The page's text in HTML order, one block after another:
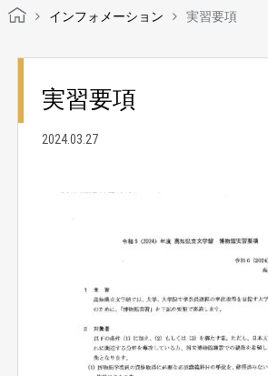
インフォメーション 実習要項
実習要項
2024.03.27